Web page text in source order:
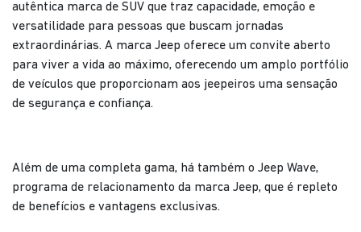
autêntica marca de SUV que traz capacidade, emoção e
versatilidade para pessoas que buscam jornadas
extraordinárias. A marca Jeep oferece um convite aberto
para viver a vida ao máximo, oferecendo um amplo portfólio
de veículos que proporcionam aos jeepeiros uma sensação
de segurança e confiança.
Além de uma completa gama, há também o Jeep Wave,
programa de relacionamento da marca Jeep, que é repleto
de benefícios e vantagens exclusivas.